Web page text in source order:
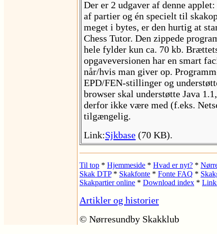
Der er 2 udgaver af denne
af partier og én specielt til
meget i bytes, er den hurtig at
Chess Tutor. Den zippede
hele fylder kun ca. 70 kb.
opgaveversionen har en smart
når/hvis man giver op.
EPD/FEN-stillinger og
browser skal understøtte Java
derfor ikke være med (f.eks.
tilgængelig.
Link:Sjkbase (70 KB).
Til top * Hjemmeside * Hvad er nyt? *
Skak DTP* Skakfonte * Fonte FAQ *
Skakpartier online * Download index *
Artikler og historier
© Nørresundby Skakklub